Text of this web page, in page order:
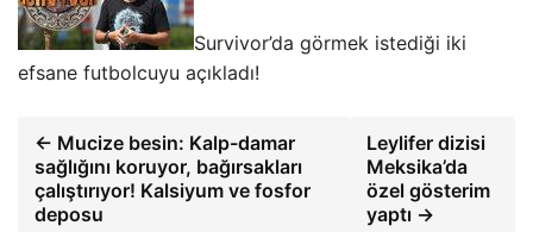
Survivor’da görmek istediği iki
efsane futbolcuyu açıkladı!
← Mucize besin: Kalp-damar
sağlığını koruyor, bağırsakları
çalıştırıyor! Kalsiyum ve fosfor
deposu
Leylifer dizisi
Meksika’da
özel gösterim
yaptı →